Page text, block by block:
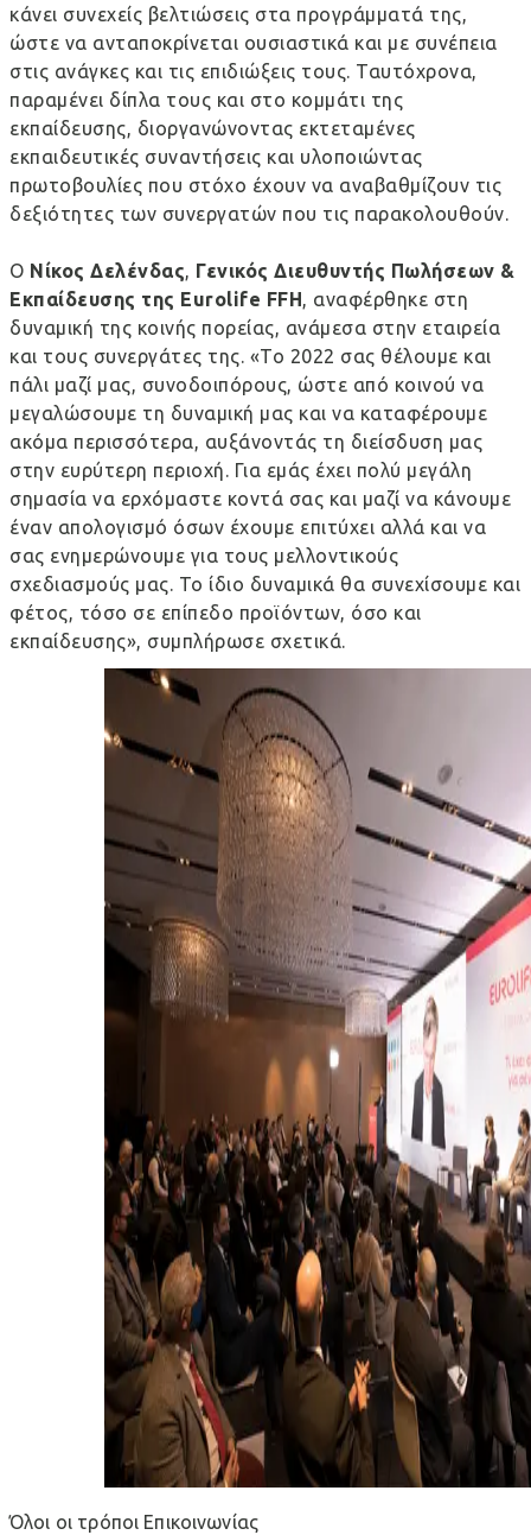
κάνει συνεχείς βελτιώσεις στα προγράμματά της,
ώστε να ανταποκρίνεται ουσιαστικά και με συνέπεια
στις ανάγκες και τις επιδιώξεις τους. Ταυτόχρονα,
παραμένει δίπλα τους και στο κομμάτι της
εκπαίδευσης, διοργανώνοντας εκτεταμένες
εκπαιδευτικές συναντήσεις και υλοποιώντας
πρωτοβουλίες που στόχο έχουν να αναβαθμίζουν τις
δεξιότητες των συνεργατών που τις παρακολουθούν.
Ο Νίκος Δελένδας, Γενικός Διευθυντής Πωλήσεων &
Εκπαίδευσης της Eurolife FFH, αναφέρθηκε στη
δυναμική της κοινής πορείας, ανάμεσα στην εταιρεία
και τους συνεργάτες της. «Το 2022 σας θέλουμε και
πάλι μαζί μας, συνοδοιπόρους, ώστε από κοινού να
μεγαλώσουμε τη δυναμική μας και να καταφέρουμε
ακόμα περισσότερα, αυξάνοντάς τη διείσδυση μας
στην ευρύτερη περιοχή. Για εμάς έχει πολύ μεγάλη
σημασία να ερχόμαστε κοντά σας και μαζί να κάνουμε
έναν απολογισμό όσων έχουμε επιτύχει αλλά και να
σας ενημερώνουμε για τους μελλοντικούς
σχεδιασμούς μας. Το ίδιο δυναμικά θα συνεχίσουμε και
φέτος, τόσο σε επίπεδο προϊόντων, όσο και
εκπαίδευσης», συμπλήρωσε σχετικά.
Όλοι οι τρόποι Επικοινωνίας